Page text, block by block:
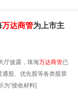
万达商管为上市主
厅披露，珠海万达商管已
股、优先股等各类股票
为“接收材料]